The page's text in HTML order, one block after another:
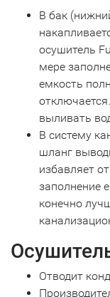
В бак
осушитель
мере
емкость
выливать
В систему
шланг
избавляет
заполнение
конечно
Отводит